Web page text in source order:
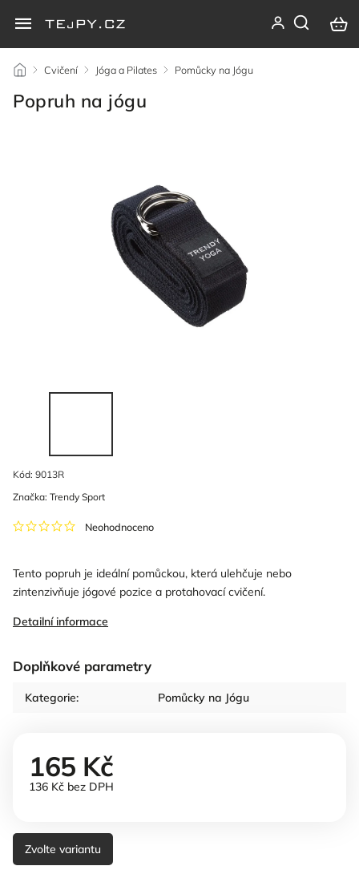
/ Cvičení / Jóga a Pilates / Pomůcky na Jógu
Popruh na jógu
Kód: 9013R
Neohodnoceno
Tento popruh je ideální pomůckou, která ulehčuje nebo
zintenzivňuje jógové pozice a protahovací cvičení.
Detailní informace
Doplňkové parametry
Kategorie: Pomůcky na Jógu
Značka: Trendy Sport
165 Kč
136 Kč bez DPH
Zvolte variantu